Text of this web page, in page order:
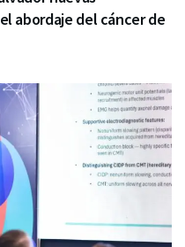
abordaje del cáncer de